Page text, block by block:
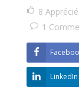
8
1
LinkedIn